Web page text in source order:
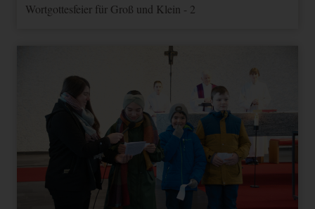
Wortgottesfeier für Groß und Klein - 2